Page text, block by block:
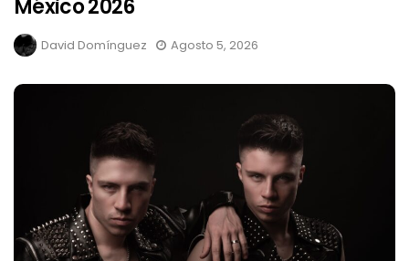
México 2026
David Domínguez Agosto 5, 2026